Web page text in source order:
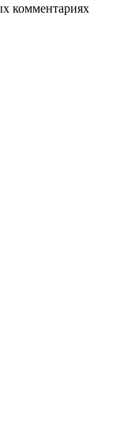
комментариях